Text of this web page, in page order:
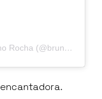
Una publicación compartida por Bruno Rocha (@brunorochadf)